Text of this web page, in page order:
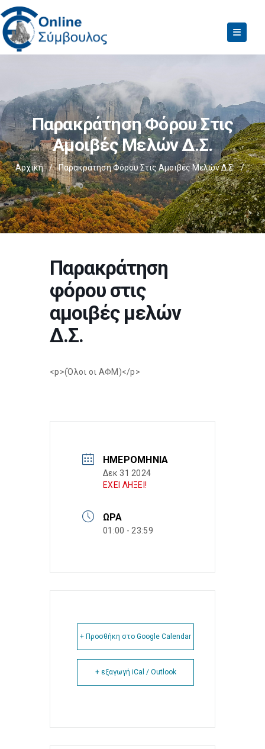
Παρακράτηση Φόρου Στις
Αμοιβές Μελών Δ.Σ.
Αρχική / Παρακράτηση Φόρου Στις Αμοιβές Μελών Δ.Σ. /
Παρακράτηση
φόρου στις
αμοιβές μελών
Δ.Σ.
<p>(Όλοι οι ΑΦΜ)</p>
ΗΜΕΡΟΜΗΝΊΑ
Δεκ 31 2024
ΕΧΕΙ ΛΗΞΕΙ!
ΏΡΑ
01:00 - 23:59
+ Προσθήκη στο Google Calendar
+ εξαγωγή iCal / Outlook